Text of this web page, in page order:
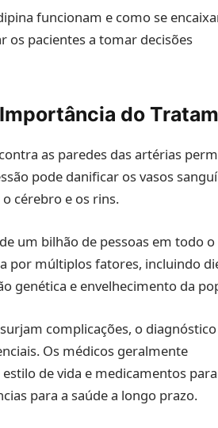
funcionam e como se
os pacientes a tomar decisões
do
as paredes das artérias
pode danificar os vasos
cérebro e os rins.
um bilhão de pessoas em todo
por múltiplos fatores, incluindo
genética e envelhecimento da
complicações, o diagnóstico
Os médicos geralmente
de vida e medicamentos para
para a saúde a longo prazo.